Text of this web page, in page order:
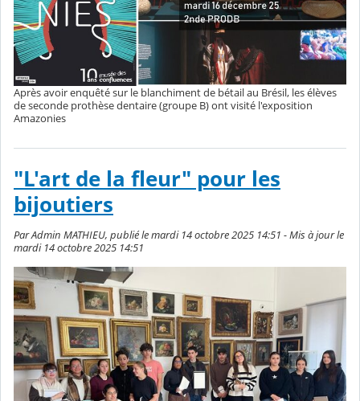
Après avoir enquêté sur le blanchiment de bétail au Brésil, les élèves
de seconde prothèse dentaire (groupe B) ont visité l'exposition
Amazonies
"L'art de la fleur" pour les
bijoutiers
Par Admin MATHIEU, publié le mardi 14 octobre 2025 14:51 - Mis à jour le
mardi 14 octobre 2025 14:51